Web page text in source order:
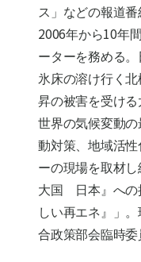
ス」などの報道番
2006年から10年
ーターを務める。
氷床の溶け行く
昇の被害を受ける
世界の気候変動
動対策、地域活
ーの現場を取材
大国 日本』への
しい再エネ』」
合政策部会臨時委